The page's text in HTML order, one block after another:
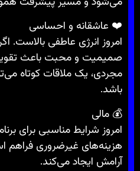
❤️ عاشقانه و احساسی
امروز انرژی عاطفی بالاست.
صمیمیت و محبت باعث
مجردی، یک ملاقات کوتاه
باشد.
💰 مالی
امروز شرایط مناسبی برای
هزینه‌های غیرضروری
آرامش ایجاد می‌کند.